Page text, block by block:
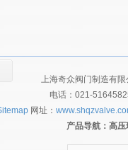
上海奇众阀门制造有
电话：021-
网址：
产品导航： 高压